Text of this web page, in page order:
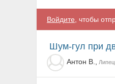
Войдите , чтобы
Шум-гул при
Антон В.,